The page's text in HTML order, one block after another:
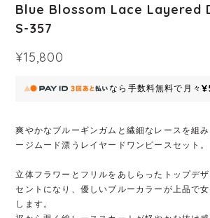
Blue Blossom Lace Layered
S-357
¥15,800
なら 手数料無料で 月々
爽やかなブルーギンガムと繊細なレースを組
ージムード漂うレイヤードワンピースセット。
立体フラワーとフリルをあしらったトップデ
セントになり、優しいブルーカラーが上品で
します。